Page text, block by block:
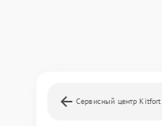
Сервисный центр Kitfort